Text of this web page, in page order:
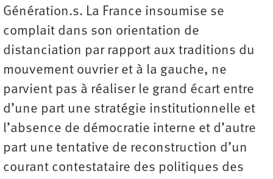
Génération.s. La France insoumise se
complait dans son orientation de
distanciation par rapport aux traditions du
mouvement ouvrier et à la gauche, ne
parvient pas à réaliser le grand écart entre
d’une part une stratégie institutionnelle et
l’absence de démocratie interne et d’autre
part une tentative de reconstruction d’un
courant contestataire des politiques des